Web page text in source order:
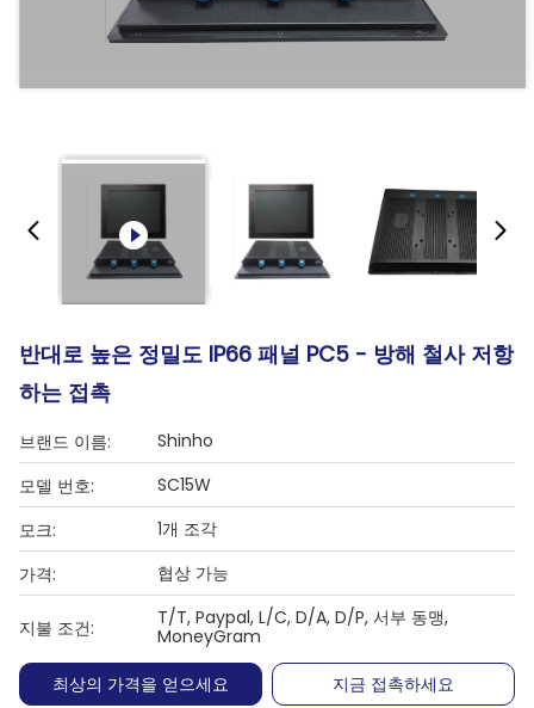
반대로 높은 정밀도 IP66 패널 PC5 - 방해 철사 저항
하는 접촉
브랜드 이름:
Shinho
모델 번호:
SC15W
모크:
1개 조각
가격:
협상 가능
지불 조건:
T/T, Paypal, L/C, D/A, D/P, 서부 동맹,
MoneyGram
최상의 가격을 얻으세요
지금 접촉하세요